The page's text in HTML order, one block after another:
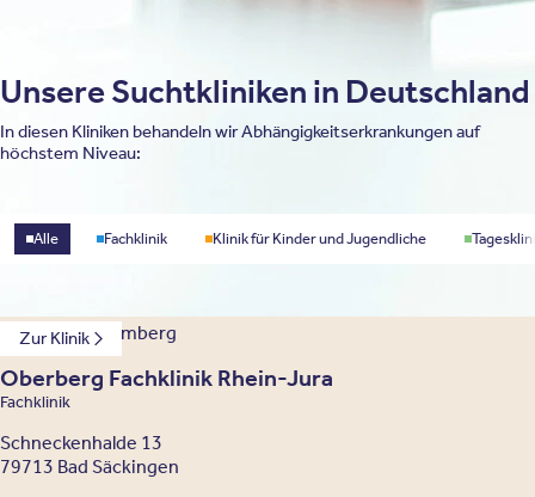
Unsere Suchtkliniken in Deutschland
In diesen Kliniken behandeln wir Abhängigkeitserkrankungen auf
höchstem Niveau:
Standorttyp
Alle Fachklinik Klinik für Kinder und Jugendliche
Zur Klinik
Baden-Württemberg
Oberberg Fachklinik Rhein-Jura
Fachklinik
Schneckenhalde 13
79713 Bad Säckingen